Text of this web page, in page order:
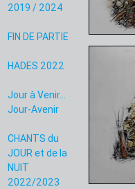
2019 / 2024
FIN DE PARTIE
HADES 2022
Jour à Venir...
Jour-Avenir
CHANTS du
JOUR et de la
NUIT
2022/2023